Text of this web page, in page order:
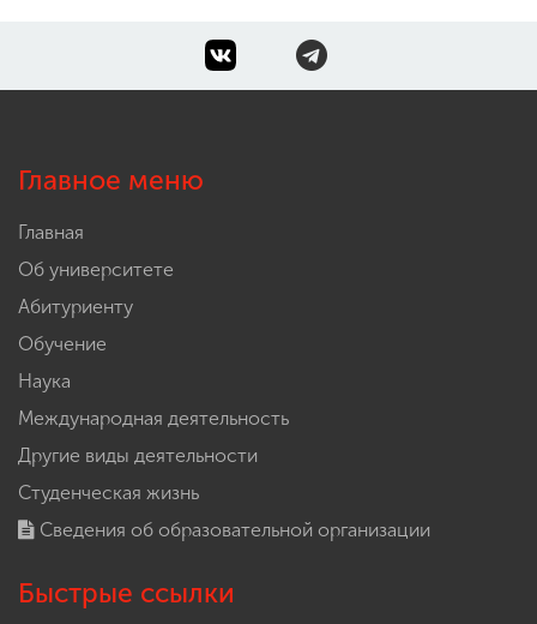
Главное меню
Главная
Об университете
Абитуриенту
Обучение
Наука
Международная деятельность
Другие виды деятельности
Студенческая жизнь
Сведения об образовательной организации
Быстрые ссылки